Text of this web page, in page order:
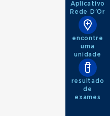
Aplicativo
Rede D'Or
encontre
uma
unidade
resultado
de
exames